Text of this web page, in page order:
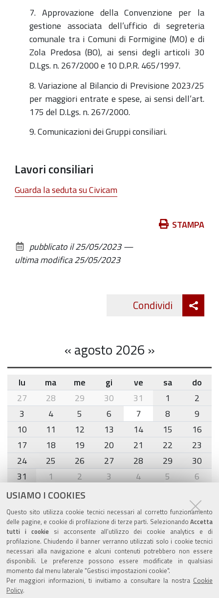
USIAMO I COOKIES
Questo sito utilizza cookie tecnici necessari al corretto funzionamento
delle pagine, e cookie di profilazione di terze parti. Selezionando Accetta
tutti i cookiesi acconsente all’utilizzo dei cookie analytics e di
profilazione. Chiudendo il banner verranno utilizzati solo i cookie tecnici
necessari alla navigazione e alcuni contenuti potrebbero non essere
disponibili. Le preferenze possono essere modificate in qualsiasi
momento dal menu laterale "Gestisci impostazioni cookie".
Per maggiori informazioni, ti invitiamo a consultare la nostra Cookie
Policy.
7. Approvazione della Convenzione per la
gestione associata dell’ufficio di segreteria
comunale tra i Comuni di Formigine (MO) e di
Zola Predosa (BO), ai sensi degli articoli 30
D.Lgs. n. 267/2000 e 10 D.P.R. 465/1997.
8. Variazione al Bilancio di Previsione 2023/25
per maggiori entrate e spese, ai sensi dell’art.
175 del D.Lgs. n. 267/2000.
9. Comunicazioni dei Gruppi consiliari.
Lavori consiliari
Guarda la seduta su Civicam
documento
STAMPA
pubblicato il25/05/2023—
ultima modifica25/05/2023
Condividi
«agosto 2026 »
month-
8
lu ma me gi ve sa
do
27
28 29 30 31 1
2
3
4 5 6 7 8
9
10
11 12 13 14 15
16
17
18 19 20 21 22
23
24
25 26 27 28 29
30
31
1 2 3 4 5 6
Agenda eventi
torna alla sezione
Valuta questo sito